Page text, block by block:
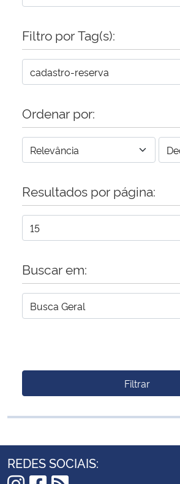
Filtro por Tag(s):
Ordenar por:
Resultados por página:
Buscar em:
Filtrar
REDES SOCIAIS: